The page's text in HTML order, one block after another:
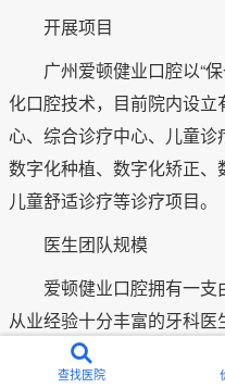
开展项目
广州爱顿健业口腔以“
化口腔技术，目前院内设
心、综合诊疗中心、儿童
数字化种植、数字化矫正、
儿童舒适诊疗等诊疗项目。
医生团队规模
爱顿健业口腔拥有一
从业经验十分丰富的牙科
临床经验超过15年，熟练
查找医院